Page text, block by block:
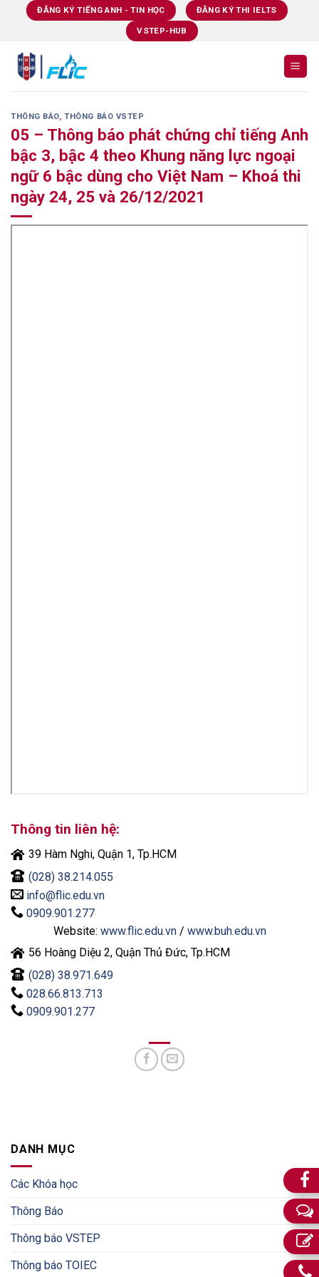
ĐĂNG KÝ TIẾNG ANH - TIN HỌC ĐĂNG KÝ THI IELTS
VSTEP-HUB
THÔNG BÁO,THÔNG BÁO VSTEP
05 – Thông báo phát chứng chỉ tiếng Anh
bậc 3, bậc 4 theo Khung năng lực ngoại
ngữ 6 bậc dùng cho Việt Nam – Khoá thi
ngày 24, 25 và 26/12/2021
Thông tin liên hệ:
39 Hàm Nghi, Quận 1, Tp.HCM
(028) 38.214.055
info@flic.edu.vn
0909.901.277
Website: www.flic.edu.vn/ www.buh.edu.vn
56 Hoàng Diệu 2, Quận Thủ Đức, Tp.HCM
(028) 38.971.649
028.66.813.713
0909.901.277
DANH MỤC
Các Khóa học
Thông Báo
Thông báo VSTEP
Thông báo TOIEC